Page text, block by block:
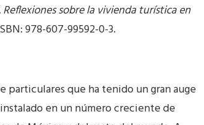
sobre la vivienda turística en
978-607-99592-0-3.
que ha tenido un gran auge
en un número creciente de